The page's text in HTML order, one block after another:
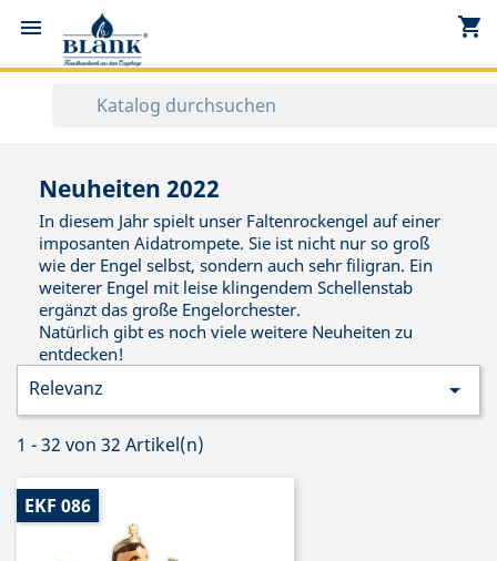
 shopping_cart
Neuheiten 2022
In diesem Jahr spielt unser Faltenrockengel auf einer
imposanten Aidatrompete. Sie ist nicht nur so groß
wie der Engel selbst, sondern auch sehr filigran. Ein
weiterer Engel mit leise klingendem Schellenstab
ergänzt das große Engelorchester.
Natürlich gibt es noch viele weitere Neuheiten zu
entdecken!
Relevanz 
1 - 32 von 32 Artikel(n)
EKF 086